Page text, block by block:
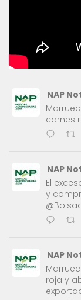
NAP
carnes
NAP
El
y
NAP
roja y